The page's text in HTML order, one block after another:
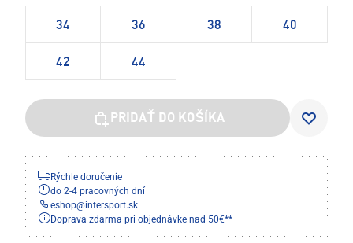
34 36 38 40
42 44
PRIDAŤ DO KOŠÍKA
Rýchle doručenie
do 2-4 pracovných dní
eshop@intersport.sk
Doprava zdarma pri objednávke nad 50€**